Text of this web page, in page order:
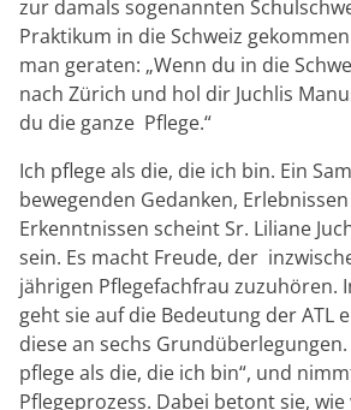
zur damals sogenannten
Praktikum in die Schweiz
man geraten: „Wenn du in die
nach Zürich und hol dir Juchlis
du die ganze Pflege.“
Ich pflege als die, die ich bin. Ein
bewegenden Gedanken,
Erkenntnissen scheint Sr. Liliane
sein. Es macht Freude, der
jährigen Pflegefachfrau zuzuhören.
geht sie auf die Bedeutung der ATL
diese an sechs
pflege als die, die ich bin“, und
Pflegeprozess. Dabei betont sie, wie